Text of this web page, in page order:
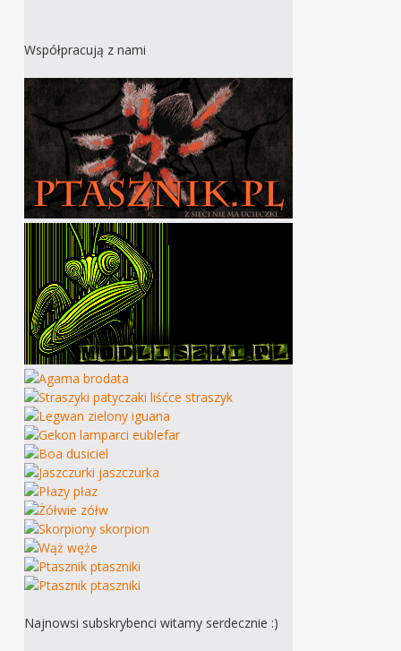
Współpracują z nami
Najnowsi subskrybenci witamy serdecznie :)